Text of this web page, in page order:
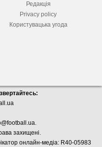
Редакція
Privacy policy
Користувацька угода
.
захищені.
онлайн-медіа: R40-05983